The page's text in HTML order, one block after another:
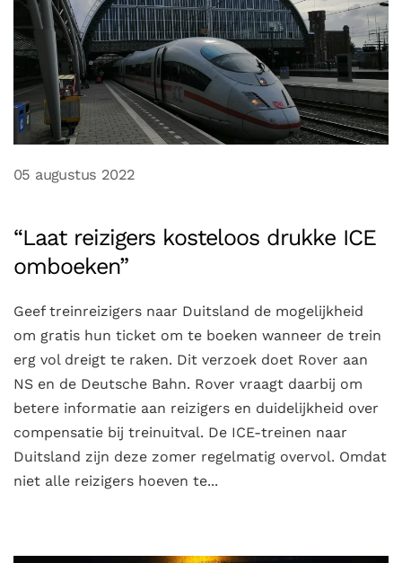
05 augustus 2022
“Laat reizigers kosteloos drukke ICE
omboeken”
Geef treinreizigers naar Duitsland de mogelijkheid
om gratis hun ticket om te boeken wanneer de trein
erg vol dreigt te raken. Dit verzoek doet Rover aan
NS en de Deutsche Bahn. Rover vraagt daarbij om
betere informatie aan reizigers en duidelijkheid over
compensatie bij treinuitval. De ICE-treinen naar
Duitsland zijn deze zomer regelmatig overvol. Omdat
niet alle reizigers hoeven te...